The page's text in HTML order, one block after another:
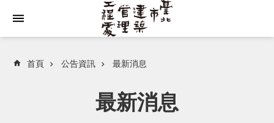
首頁 公告資訊 最新消息
最新消息